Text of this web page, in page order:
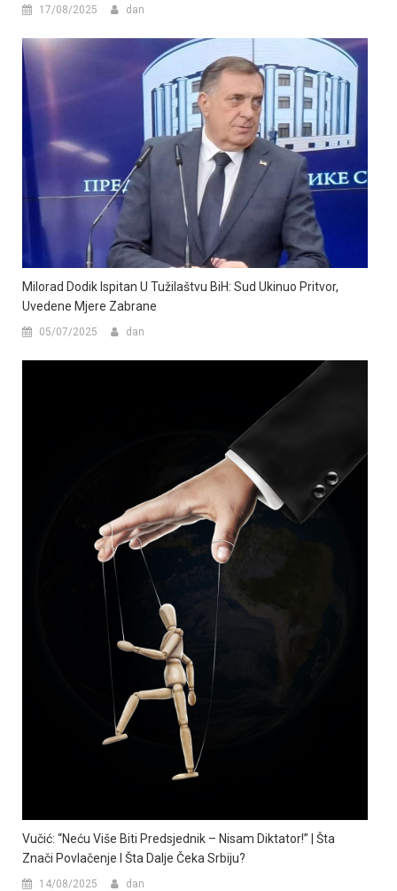
17/08/2025 dan
Milorad Dodik Ispitan U Tužilaštvu BiH: Sud Ukinuo Pritvor,
Uvedene Mjere Zabrane
05/07/2025 dan
Vučić: “Neću Više Biti Predsjednik – Nisam Diktator!” | Šta
Znači Povlačenje I Šta Dalje Čeka Srbiju?
14/08/2025 dan